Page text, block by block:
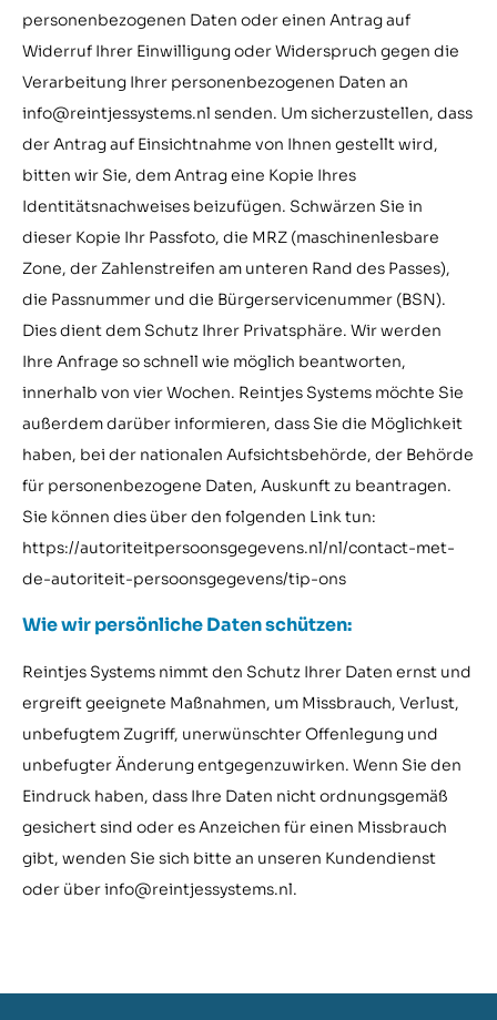
personenbezogenen Daten oder einen Antrag auf
Widerruf Ihrer Einwilligung oder Widerspruch gegen die
Verarbeitung Ihrer personenbezogenen Daten an
info@reintjessystems.nl senden. Um sicherzustellen, dass
der Antrag auf Einsichtnahme von Ihnen gestellt wird,
bitten wir Sie, dem Antrag eine Kopie Ihres
Identitätsnachweises beizufügen. Schwärzen Sie in
dieser Kopie Ihr Passfoto, die MRZ (maschinenlesbare
Zone, der Zahlenstreifen am unteren Rand des Passes),
die Passnummer und die Bürgerservicenummer (BSN).
Dies dient dem Schutz Ihrer Privatsphäre. Wir werden
Ihre Anfrage so schnell wie möglich beantworten,
innerhalb von vier Wochen. Reintjes Systems möchte Sie
außerdem darüber informieren, dass Sie die Möglichkeit
haben, bei der nationalen Aufsichtsbehörde, der Behörde
für personenbezogene Daten, Auskunft zu beantragen.
Sie können dies über den folgenden Link tun:
https://autoriteitpersoonsgegevens.nl/nl/contact-met-
de-autoriteit-persoonsgegevens/tip-ons
Wie wir persönliche Daten schützen:
Reintjes Systems nimmt den Schutz Ihrer Daten ernst und
ergreift geeignete Maßnahmen, um Missbrauch, Verlust,
unbefugtem Zugriff, unerwünschter Offenlegung und
unbefugter Änderung entgegenzuwirken. Wenn Sie den
Eindruck haben, dass Ihre Daten nicht ordnungsgemäß
gesichert sind oder es Anzeichen für einen Missbrauch
gibt, wenden Sie sich bitte an unseren Kundendienst
oder über info@reintjessystems.nl.